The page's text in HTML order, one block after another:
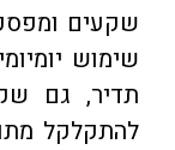
שקעים
שימוש
תדיר, גם
להתקלקל